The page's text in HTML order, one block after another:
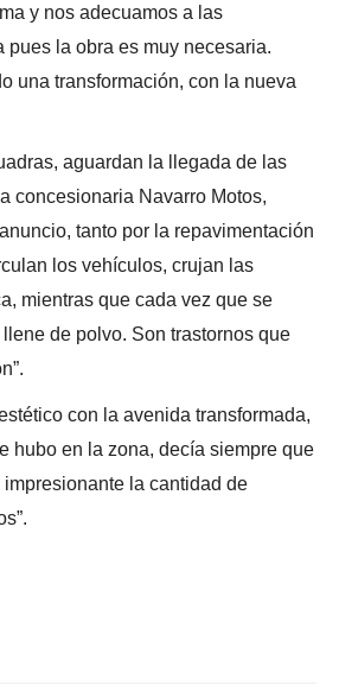
y nos adecuamos a las
la obra es muy necesaria.
una transformación, con la nueva
aguardan la llegada de las
concesionaria Navarro Motos,
tanto por la repavimentación
los vehículos, crujan las
mientras que cada vez que se
de polvo. Son trastornos que
con la avenida transformada,
hubo en la zona, decía siempre que
la cantidad de